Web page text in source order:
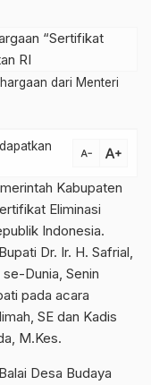
dari Menteri
text_decrease text_increase
Kabupaten
Eliminasi
Indonesia.
Dr. Ir. H. Safrial,
Dunia, Senin
pada acara
SE dan Kadis
M.Kes.
Desa Budaya